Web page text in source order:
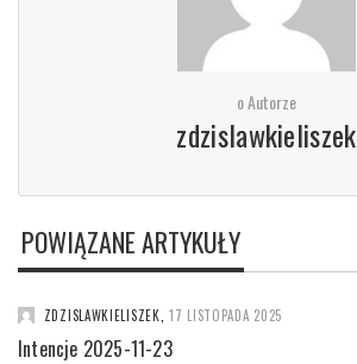
o Autorze
zdzislawkieliszek
POWIĄZANE ARTYKUŁY
ZDZISLAWKIELISZEK 17 LISTOPADA 2025
Intencje 2025-11-23